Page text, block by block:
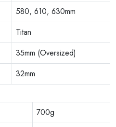
580, 610, 630mm
Titan
35mm (Oversized)
32mm
700g